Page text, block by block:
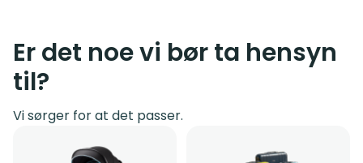
Er det noe vi bør ta hensyn
til?
Vi sørger for at det passer.